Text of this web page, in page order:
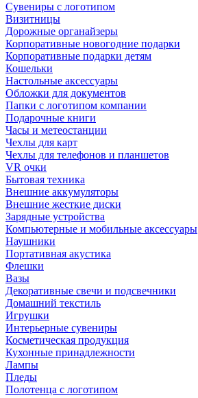
Сувениры с логотипом
Визитницы
Дорожные органайзеры
Корпоративные новогодние подарки
Корпоративные подарки детям
Кошельки
Настольные аксессуары
Обложки для документов
Папки с логотипом компании
Подарочные книги
Часы и метеостанции
Чехлы для карт
Чехлы для телефонов и планшетов
VR очки
Бытовая техника
Внешние аккумуляторы
Внешние жесткие диски
Зарядные устройства
Компьютерные и мобильные аксессуары
Наушники
Портативная акустика
Флешки
Вазы
Декоративные свечи и подсвечники
Домашний текстиль
Игрушки
Интерьерные сувениры
Косметическая продукция
Кухонные принадлежности
Лампы
Пледы
Полотенца с логотипом